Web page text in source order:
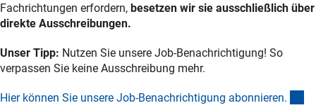
Fachrichtungen erfordern, besetzen wir sie ausschließlich über
direkte Ausschreibungen.
Unser Tipp: Nutzen Sie unsere Job-Benachrichtigung! So
verpassen Sie keine Ausschreibung mehr.
Hier können Sie unsere Job-Benachrichtigung abonnieren.